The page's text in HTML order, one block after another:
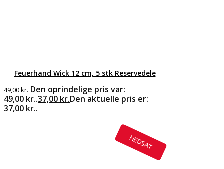
Feuerhand Wick 12 cm, 5 stk Reservedele
49,00kr. Den oprindelige pris var:
49,00 kr..37,00 kr.Den aktuelle pris er:
37,00 kr..
NEDSAT